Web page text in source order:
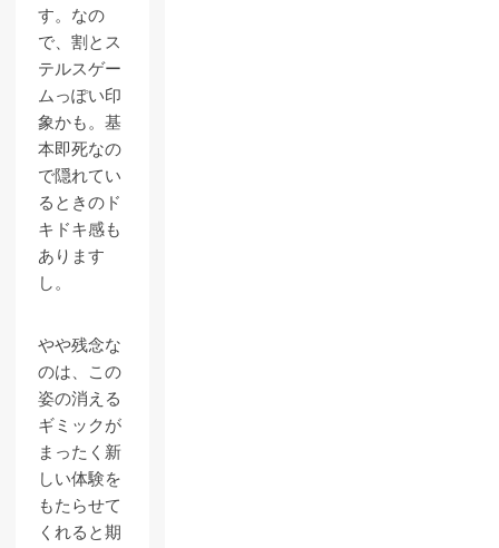
す。なの
で、割とス
テルスゲー
ムっぽい印
象かも。基
本即死なの
で隠れてい
るときのド
キドキ感も
あります
し。
やや残念な
のは、この
姿の消える
ギミックが
まったく新
しい体験を
もたらせて
くれると期